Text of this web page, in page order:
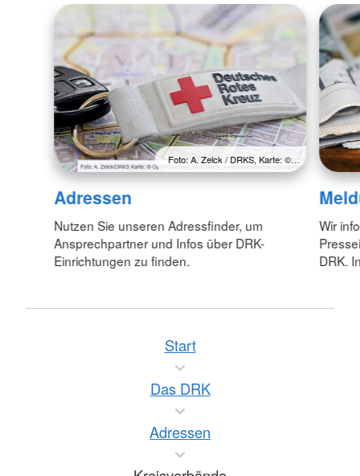
Foto: A. Zelck / DRKS, Karte: ©…
Adressen
Nutzen Sie unseren Adressfinder, um
Ansprechpartner und Infos über DRK-
Einrichtungen zu finden.
Wir
DRK.
Start
Das DRK
Adressen